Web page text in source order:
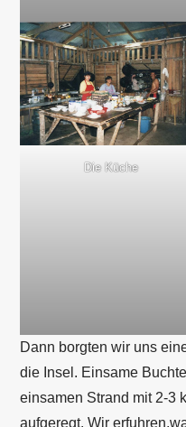
Die Küche
Dann borgten wir uns
die Insel. Einsame
einsamen Strand mit 2-3
aufgeregt. Wir